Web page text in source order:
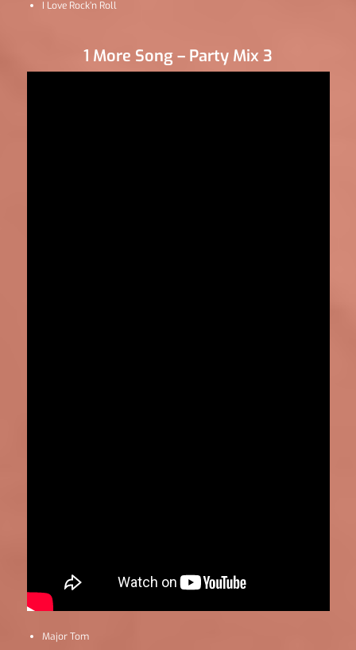
I Love Rock’n Roll
1 More Song – Party Mix 3
Major Tom